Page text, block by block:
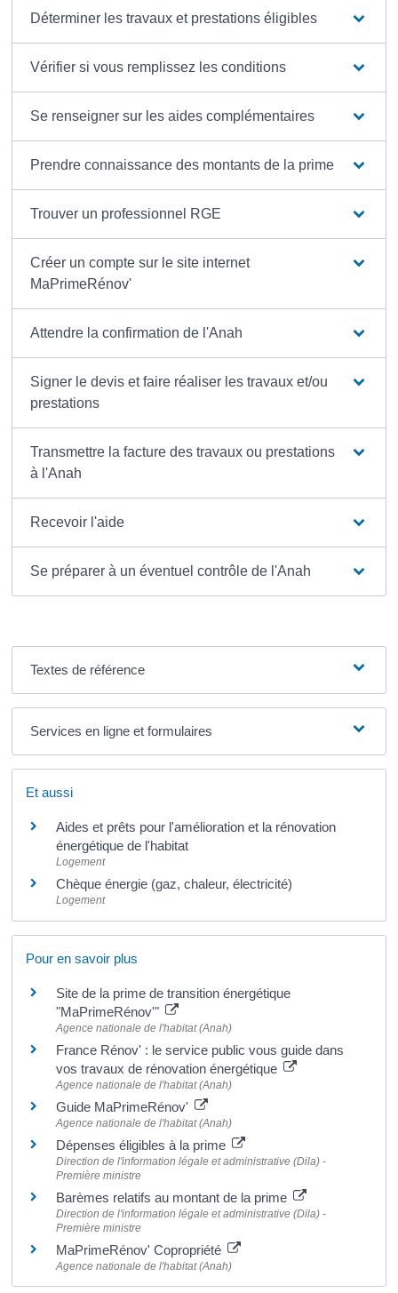
Déterminer les travaux et prestations éligibles
Vérifier si vous remplissez les conditions
Se renseigner sur les aides complémentaires
Prendre connaissance des montants de la prime
Trouver un professionnel RGE
Créer un compte sur le site internet
MaPrimeRénov'
Attendre la confirmation de l'Anah
Signer le devis et faire réaliser les travaux et/ou
prestations
Transmettre la facture des travaux ou prestations
à l'Anah
Recevoir l'aide
Se préparer à un éventuel contrôle de l'Anah
Textes de référence
Services en ligne et formulaires
Et aussi
Aides et prêts pour l'amélioration et la rénovation
énergétique de l'habitat
Logement
Chèque énergie (gaz, chaleur, électricité)
Logement
Pour en savoir plus
Site de la prime de transition énergétique
"MaPrimeRénov'"
Agence nationale de l'habitat (Anah)
France Rénov' : le service public vous guide dans
vos travaux de rénovation énergétique
Agence nationale de l'habitat (Anah)
Guide MaPrimeRénov'
Agence nationale de l'habitat (Anah)
Dépenses éligibles à la prime
Direction de l'information légale et administrative (Dila) -
Première ministre
Barèmes relatifs au montant de la prime
Direction de l'information légale et administrative (Dila) -
Première ministre
MaPrimeRénov' Copropriété
Agence nationale de l'habitat (Anah)